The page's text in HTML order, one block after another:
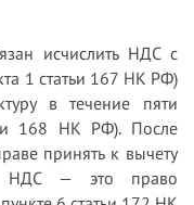
исчислить НДС с
1 статьи 167 НК РФ)
в течение пяти
168 НК РФ). После
принять к вычету
НДС — это право